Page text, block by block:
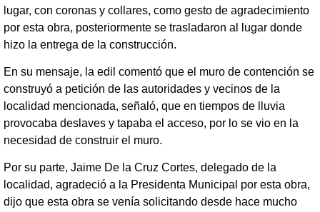
lugar, con coronas y collares, como gesto de agradecimiento
por esta obra, posteriormente se trasladaron al lugar donde
hizo la entrega de la construcción.
En su mensaje, la edil comentó que el muro de contención se
construyó a petición de las autoridades y vecinos de la
localidad mencionada, señaló, que en tiempos de lluvia
provocaba deslaves y tapaba el acceso, por lo se vio en la
necesidad de construir el muro.
Por su parte, Jaime De la Cruz Cortes, delegado de la
localidad, agradeció a la Presidenta Municipal por esta obra,
dijo que esta obra se venía solicitando desde hace mucho